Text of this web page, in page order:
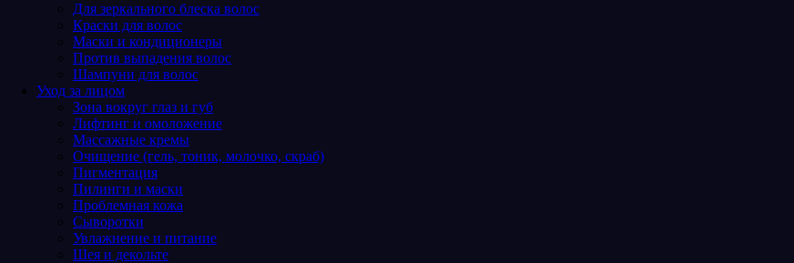
Для зеркального блеска волос
Краски для волос
Маски и кондиционеры
Против выпадения волос
Шампуни для волос
Уход за лицом
Зона вокруг глаз и губ
Лифтинг и омоложение
Массажные кремы
Очищение (гель, тоник, молочко, скраб)
Пигментация
Пилинги и маски
Проблемная кожа
Сыворотки
Увлажнение и питание
Шея и декольте